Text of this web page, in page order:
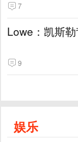
7
Lowe：凯斯
9
娱乐